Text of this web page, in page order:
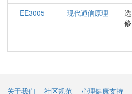
EE3005
现代通信原理
选
修
关于我们 社区规范 心理健康支持